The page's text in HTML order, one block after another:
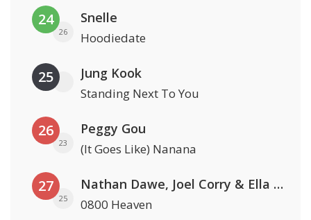
24
26
Snelle
Hoodiedate
25 Jung Kook
Standing Next To You
26
23
Peggy Gou
(It Goes Like) Nanana
27
25
Nathan Dawe, Joel Corry & Ella Henderson
0800 Heaven